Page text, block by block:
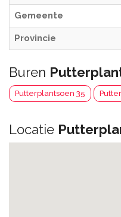
Gemeente
Provincie
Buren
Putterplantsoen 35
Locatie